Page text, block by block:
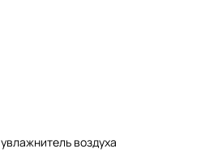
увлажнитель воздуха